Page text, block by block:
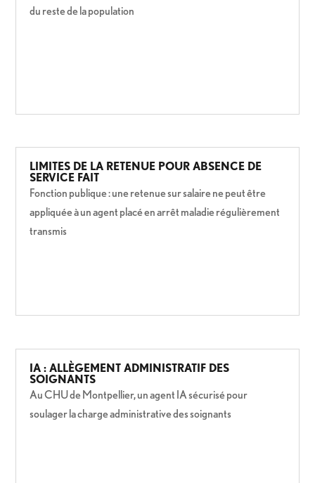
du reste de la population
LIMITES DE LA RETENUE POUR ABSENCE DE
SERVICE FAIT
Fonction publique : une retenue sur salaire ne peut être
appliquée à un agent placé en arrêt maladie régulièrement
transmis
IA : ALLÈGEMENT ADMINISTRATIF DES
SOIGNANTS
Au CHU de Montpellier, un agent IA sécurisé pour
soulager la charge administrative des soignants